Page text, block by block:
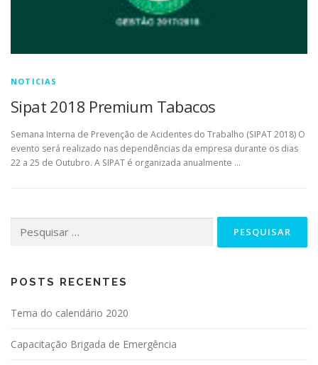
NOTICIAS
Sipat 2018 Premium Tabacos
Semana Interna de Prevenção de Acidentes do Trabalho (SIPAT 2018) O
evento será realizado nas dependências da empresa durante os dias
22 a 25 de Outubro. A SIPAT é organizada anualmente …
POSTS RECENTES
Tema do calendário 2020
Capacitação Brigada de Emergência